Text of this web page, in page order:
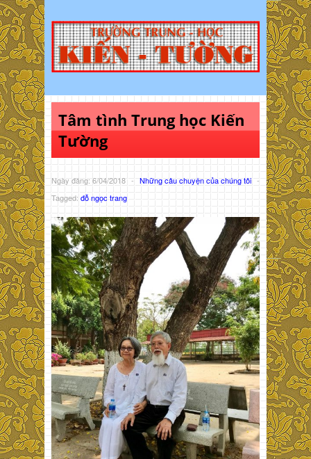
Tâm tình Trung học Kiến
Tường
Ngày đăng: 6/04/2018 - Những câu chuyện của chúng tôi -
Tagged: đỗ ngọc trang